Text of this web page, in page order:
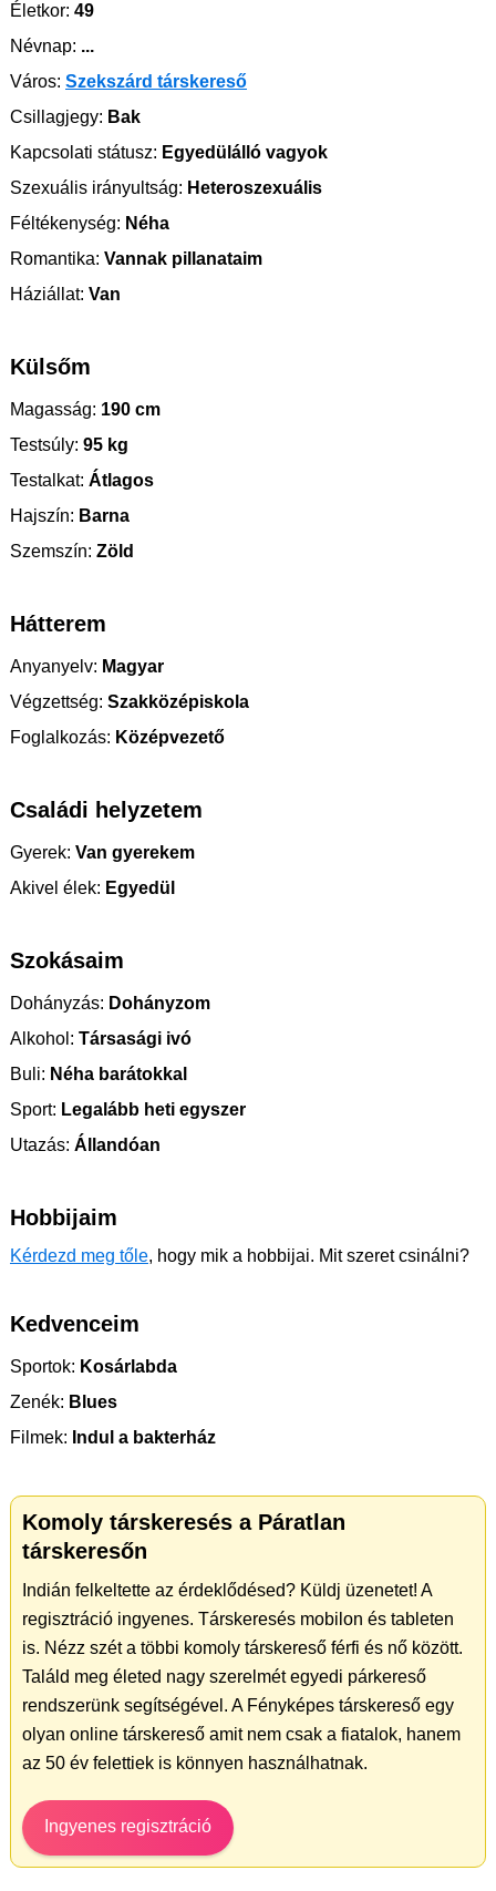
Életkor: 49
Névnap: ...
Város: Szekszárd társkereső
Csillagjegy: Bak
Kapcsolati státusz: Egyedülálló vagyok
Szexuális irányultság: Heteroszexuális
Féltékenység: Néha
Romantika: Vannak pillanataim
Háziállat: Van
Külsőm
Magasság: 190 cm
Testsúly: 95 kg
Testalkat: Átlagos
Hajszín: Barna
Szemszín: Zöld
Hátterem
Anyanyelv: Magyar
Végzettség: Szakközépiskola
Foglalkozás: Középvezető
Családi helyzetem
Gyerek: Van gyerekem
Akivel élek: Egyedül
Szokásaim
Dohányzás: Dohányzom
Alkohol: Társasági ivó
Buli: Néha barátokkal
Sport: Legalább heti egyszer
Utazás: Állandóan
Hobbijaim
Kérdezd meg tőle, hogy mik a hobbijai. Mit szeret csinálni?
Kedvenceim
Sportok: Kosárlabda
Zenék: Blues
Filmek: Indul a bakterház
Komoly társkeresés a Páratlan
társkeresőn
Indián felkeltette az érdeklődésed? Küldj üzenetet! A
regisztráció ingyenes. Társkeresés mobilon és tableten
is. Nézz szét a többi komoly társkereső férfi és nő között.
Találd meg életed nagy szerelmét egyedi párkereső
rendszerünk segítségével. A Fényképes társkereső egy
olyan online társkereső amit nem csak a fiatalok, hanem
az 50 év felettiek is könnyen használhatnak.
Ingyenes regisztráció